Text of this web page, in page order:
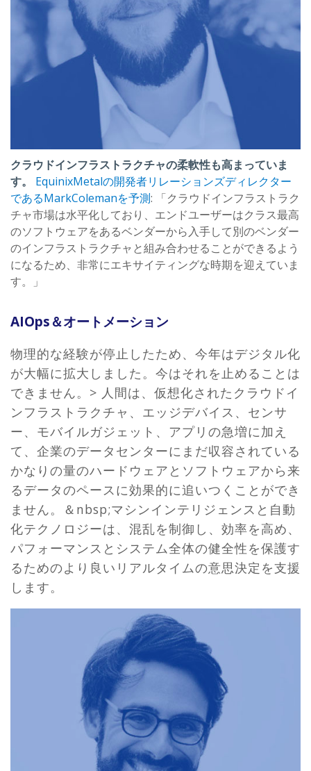
クラウドインフラストラクチャの柔軟性も高まっていま
す。
EquinixMetalの開発者リレーションズディレクター
であるMarkColemanを予測: 「クラウドインフラストラク
チャ市場は水平化しており、エンドユーザーはクラス最高
のソフトウェアをあるベンダーから入手して別のベンダー
のインフラストラクチャと組み合わせることができるよう
になるため、非常にエキサイティングな時期を迎えていま
す。」
AIOps＆オートメーション
物理的な経験が停止したため、今年はデジタル化
が大幅に拡大しました。今はそれを止めることは
できません。> 人間は、仮想化されたクラウドイ
ンフラストラクチャ、エッジデバイス、センサ
ー、モバイルガジェット、アプリの急増に加え
て、企業のデータセンターにまだ収容されている
かなりの量のハードウェアとソフトウェアから来
るデータのペースに効果的に追いつくことができ
ません。＆nbsp;マシンインテリジェンスと自動
化テクノロジーは、混乱を制御し、効率を高め、
パフォーマンスとシステム全体の健全性を保護す
るためのより良いリアルタイムの意思決定を支援
します。